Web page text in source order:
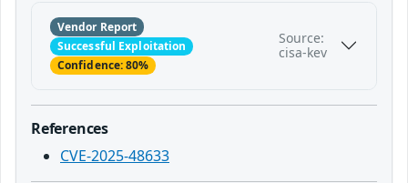
Vendor Report
Successful Exploitation
Confidence: 80%
Source:
cisa-kev
References
CVE-2025-48633